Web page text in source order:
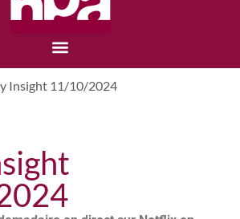
Insight 11/10/2024